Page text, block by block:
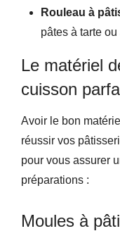
Rouleau à
pâtes à tarte
Le matériel
cuisson
Avoir le bon
réussir vos
pour vous assurer
préparations :
Moules à